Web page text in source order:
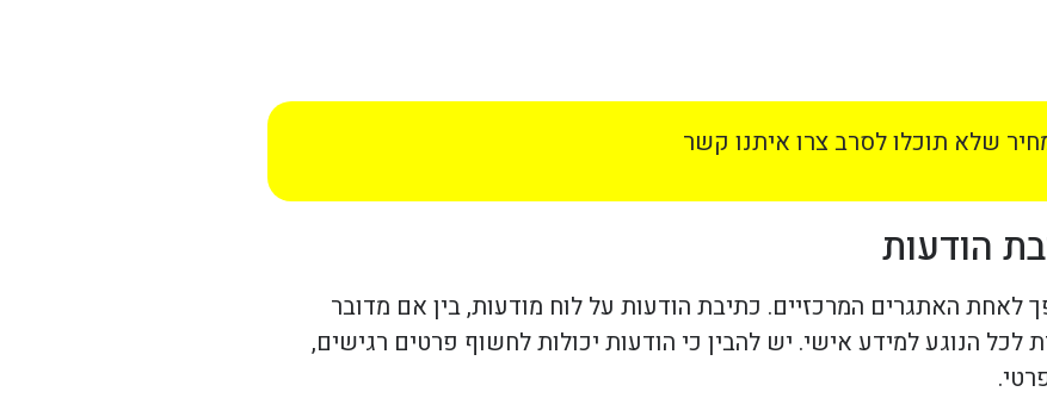
שלא תוכלו לסרב צרו איתנו קשר
הודעות
לאחת האתגרים המרכזיים. כתיבת הודעות על לוח מודעות, בין אם מדובר
הנוגע למידע אישי. יש להבין כי הודעות יכולות לחשוף פרטים רגישים,